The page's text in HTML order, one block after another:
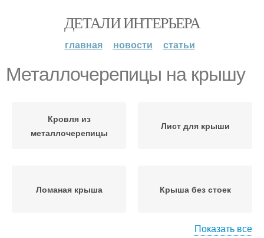
ДЕТАЛИ ИНТЕРЬЕРА
главная новости статьи
Металлочерепицы на крышу
Кровля из
металлочерепицы
Лист для крыши
Ломаная крыша Крыша без стоек
Показать все